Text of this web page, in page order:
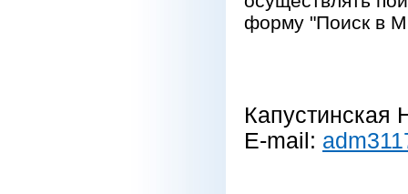
форму "Поиск в
Капустинская
E-mail: